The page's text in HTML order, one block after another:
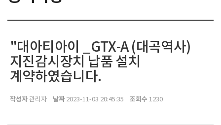
"대아티아이 _GTX-A (대곡역사)
지진감시장치 납품 설치
계약하였습니다.
작성자 관리자 날짜 2023-11-03 20:45:35 조회수 1230